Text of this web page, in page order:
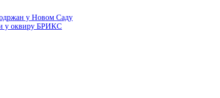
одржан у Новом Саду
у оквиру БРИКС